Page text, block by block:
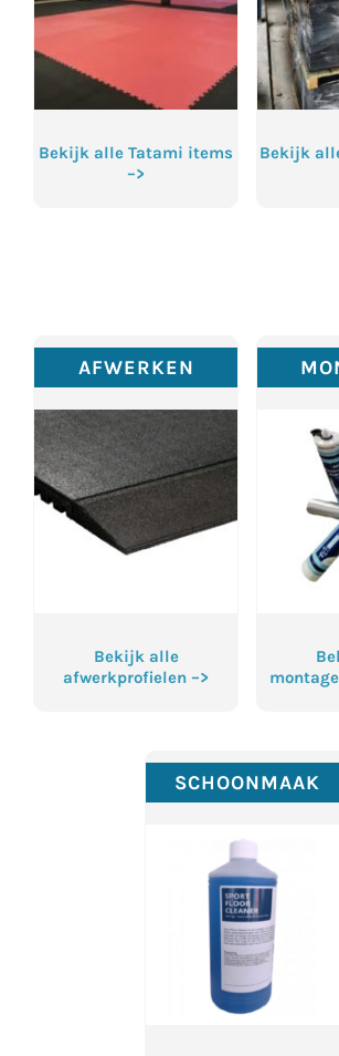
Bekijk alle Tatami items
–>
Bekijk
AFWERKEN
Bekijk alle
afwerkprofielen –>
SCHOONMAAK